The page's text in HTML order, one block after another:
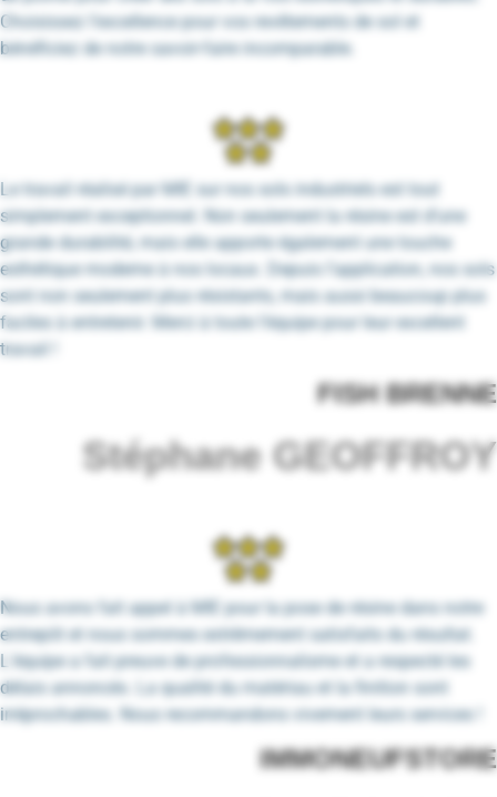
Choisissez l’excellence pour vos revêtements de sol et
bénéficiez de notre savoir-faire incomparable.
Le travail réalisé par MIE sur nos sols industriels est tout
simplement exceptionnel. Non seulement la résine est d’une
grande durabilité, mais elle apporte également une touche
esthétique moderne à nos locaux. Depuis l’application, nos sols
sont non seulement plus résistants, mais aussi beaucoup plus
faciles à entretenir. Merci à toute l’équipe pour leur excellent
travail !
FISH BRENNE
Stéphane GEOFFROY
Nous avons fait appel à MIE pour la pose de résine dans notre
entrepôt et nous sommes extrêmement satisfaits du résultat.
L’équipe a fait preuve de professionnalisme et a respecté les
délais annoncés. La qualité du matériau et la finition sont
irréprochables. Nous recommandons vivement leurs services !
IMMONEUFSTORE